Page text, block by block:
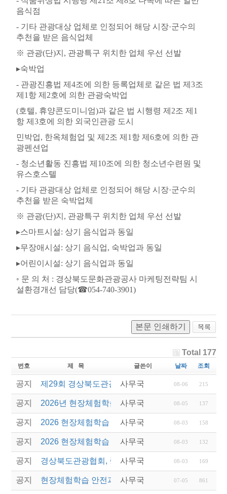
음식점
- 기타 관광대상 업체로 인정되어 해당 시장·군수의
추천을 받은 음식업체
※ 관광(단)지 , 관광특구 위치한 업체 우선 선발
▸숙박업
- 관광진흥법 제 4조에 의한 등록업체로 같은 법 제 3조
제 1 항 제 2호에 의한 관광숙박업
(호텔, 휴양콘도미니엄)과 같은 법 시행령 제 2조 제 1
항 제 3호에 의한 외국인관광 도시
민박업, 한옥체험업 및 제 2조 제 1 항 제 6호에 의한 관
광펜션업
- 청소년활동 진흥법 제 10조에 의한 청소년수련원 및
유스호스텔
- 기타 관광대상 업체로 인정되어 해당 시장·군수의
추천을 받은 숙박업체
※ 관광(단)지 , 관광특구 위치한 업체 우선 선발
▸스마트시설: 상기 음식업과 동일
▸무장애시설: 상기 음식업, 숙박업과 동일
▸어린이시설: 상기 음식업과 동일
◦ 문 의 처 : 경상북도문화관광공사 마케팅전략팀 시
설환경개선 담당(☎054-740-3901)
본문 인쇄하기
Total 177
번호 제 목 글쓴이 날짜 조회
공지 제29회 경상북도관광기념품공모전 결과발표
사무국 08-06 215
공지 2026년 현장체험학습 안전과정(신규.재강습) 교육
사무국 08-05 137
공지 2026 현장체험학습 안전과정 교육(신규. 재강습)
사무국 08-03 158
공지 2026 현장체험학습 안전과정(신규. 재강습) 교육 성
사무국 08-03 132
공지 경상북도관광협회, 중국 단동 해외여행상품 개발 팸
사무국 08-03 169
공지 현장체험학습 안전과정(신규/재강습) 안내
사무국 07-05 861